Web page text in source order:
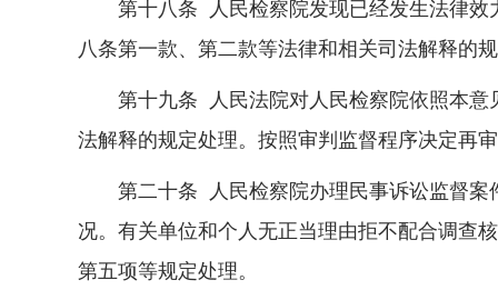
第十八条 人民检察院发现已经发生法律效
八条第一款、第二款等法律和相关司法解释的
第十九条 人民法院对人民检察院依照本意
法解释的规定处理。按照审判监督程序决定再
第二十条 人民检察院办理民事诉讼监督案
况。有关单位和个人无正当理由拒不配合调查
第五项等规定处理。